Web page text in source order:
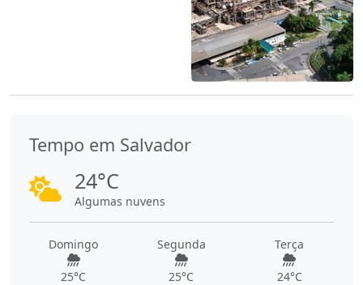
Tempo em Salvador
24°C
Algumas nuvens
Domingo
25°C
Segunda
25°C
Terça
24°C